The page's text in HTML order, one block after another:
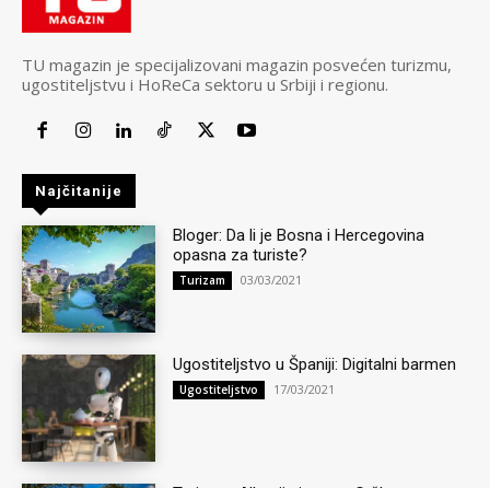
TU magazin je specijalizovani magazin posvećen turizmu,
ugostiteljstvu i HoReCa sektoru u Srbiji i regionu.
Najčitanije
Bloger: Da li je Bosna i Hercegovina
opasna za turiste?
Turizam 03/03/2021
Ugostiteljstvo u Španiji: Digitalni barmen
Ugostiteljstvo 17/03/2021